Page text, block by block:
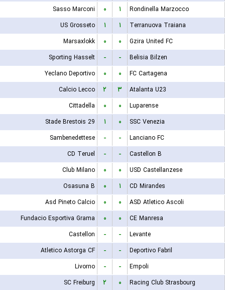
Sasso Marconi
۰ ۱
Rondinella Marzocco
US Grosseto
۱ ۱
Terranuova Traiana
Marsaxlokk
۰ ۰
Gzira United FC
Sporting Hasselt
- -
Belisia Bilzen
Yeclano Deportivo
۰ ۰
FC Cartagena
Calcio Lecco
۲ ۳
Atalanta U23
Cittadella
۰ ۰
Luparense
Stade Brestois 29
۱ ۰
SSC Venezia
Sambenedettese
- -
Lanciano FC
CD Teruel
- -
Castellon B
Club Milano
۰ ۰
USD Castellanzese
Osasuna B
۰ ۱
CD Mirandes
Asd Pineto Calcio
۰ ۰
ASD Atletico Ascoli
Fundacio Esportiva Grama
۰ ۰
CE Manresa
Castellon
- -
Levante
Atletico Astorga CF
- -
Deportivo Fabril
Livorno
- -
Empoli
SC Freiburg
۲ ۰
Racing Club Strasbourg